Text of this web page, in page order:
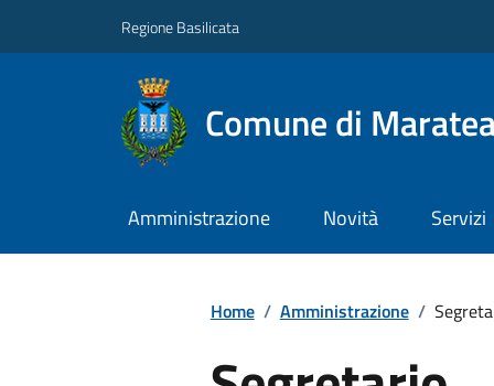
Regione Basilicata
Comune di
Amministrazione Novità Servizi
Home / Amministrazione /